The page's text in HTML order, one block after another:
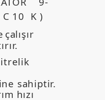
C 10 K )
çalışır
sahiptir.
hızı